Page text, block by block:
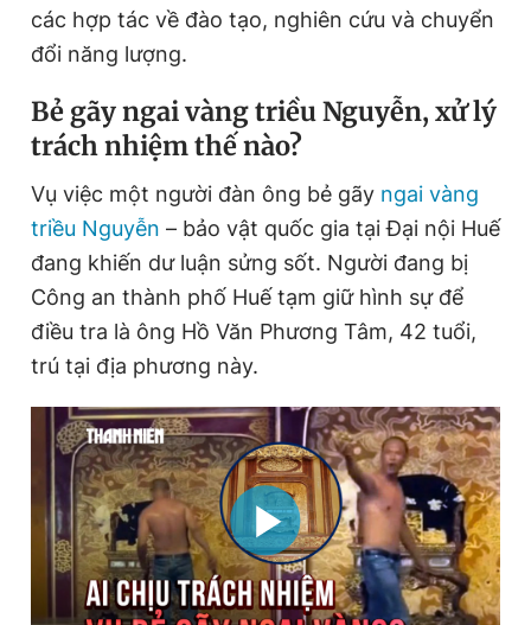
các hợp tác về đào tạo, nghiên cứu và chuyển
đổi năng lượng.
Bẻ gãy ngai vàng triều Nguyễn, xử lý
trách nhiệm thế nào?
Vụ việc một người đàn ông bẻ gãy ngai vàng
triều Nguyễn – bảo vật quốc gia tại Đại nội Huế
đang khiến dư luận sửng sốt. Người đang bị
Công an thành phố Huế tạm giữ hình sự để
điều tra là ông Hồ Văn Phương Tâm, 42 tuổi,
trú tại địa phương này.